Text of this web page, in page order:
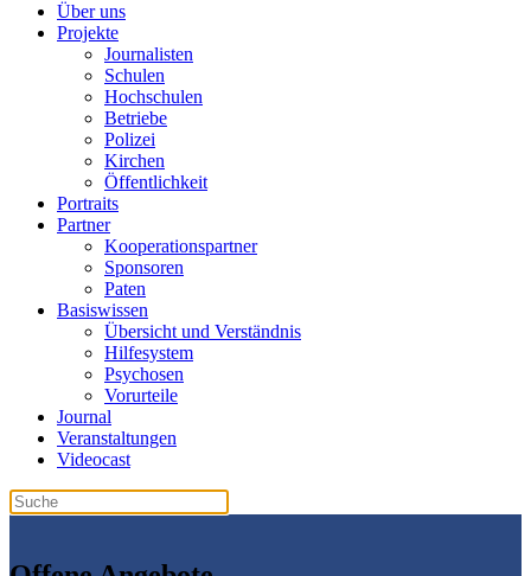
Über uns
Projekte
Journalisten
Schulen
Hochschulen
Betriebe
Polizei
Kirchen
Öffentlichkeit
Portraits
Partner
Kooperationspartner
Sponsoren
Paten
Basiswissen
Übersicht und Verständnis
Hilfesystem
Psychosen
Vorurteile
Journal
Veranstaltungen
Videocast